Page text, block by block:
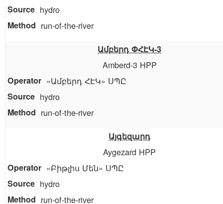
hydro
run-of-the-river
Ամբերդ ՓՀԷԿ-3
Amberd-3 HPP
«Ամբերդ ՀԷԿ» ՍՊԸ
hydro
run-of-the-river
Այգեզարդ
Aygezard HPP
«Բիթլիս Մեն» ՍՊԸ
hydro
run-of-the-river